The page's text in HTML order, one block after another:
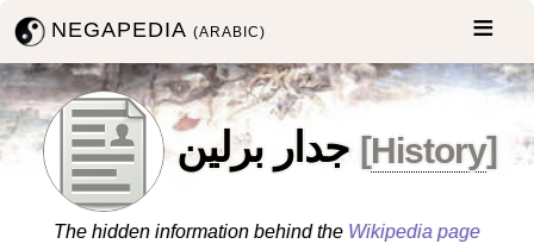
NEGAPEDIA(ARABIC)
جدار برلين [History]
The hidden information behind the Wikipedia page